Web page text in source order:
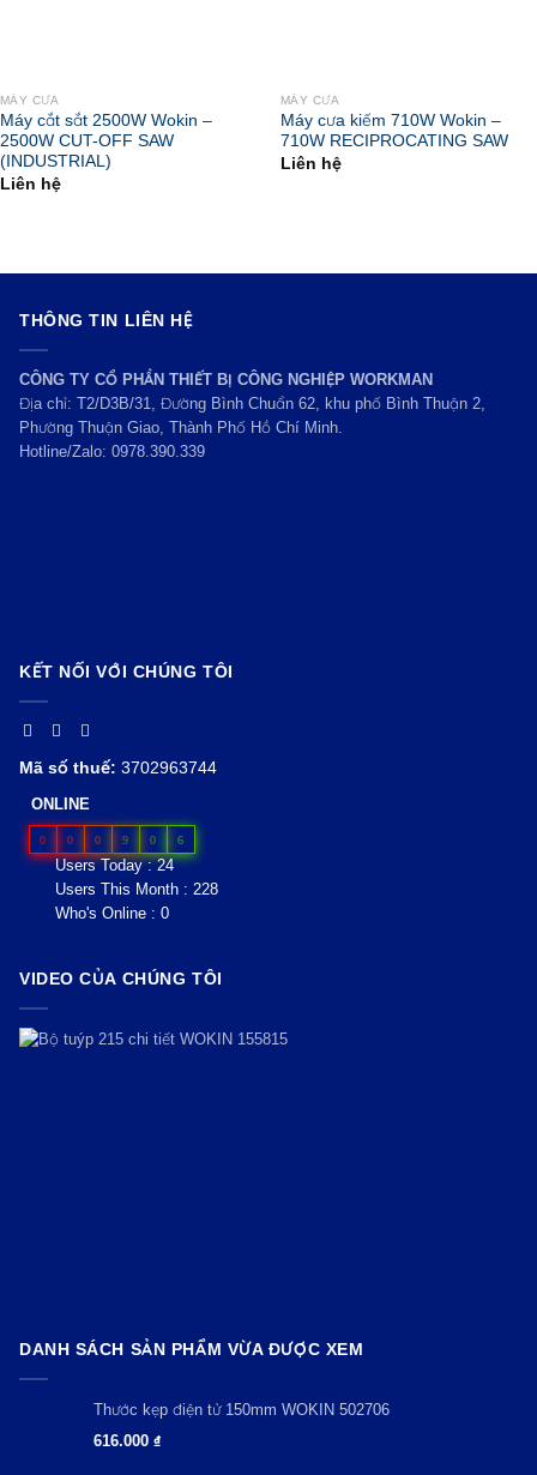
MÁY CƯA
Máy cắt sắt 2500W Wokin –
2500W CUT-OFF SAW
(INDUSTRIAL)
Liên hệ
MÁY CƯA
Máy cưa kiếm 710W Wokin –
710W RECIPROCATING SAW
Liên hệ
THÔNG TIN LIÊN HỆ
CÔNG TY CỔ PHẦN THIẾT BỊ CÔNG NGHIỆP WORKMAN
Địa chỉ: T2/D3B/31, Đường Bình Chuẩn 62, khu phố Bình Thuận 2,
Phường Thuận Giao, Thành Phố Hồ Chí Minh.
Hotline/Zalo: 0978.390.339
KẾT NỐI VỚI CHÚNG TÔI
Mã số thuế: 3702963744
ONLINE
0 0 0 9 0 6
Users Today : 24
Users This Month : 228
Who's Online : 0
VIDEO CỦA CHÚNG TÔI
DANH SÁCH SẢN PHẨM VỪA ĐƯỢC XEM
Thước kẹp điện tử 150mm WOKIN 502706
616.000 ₫